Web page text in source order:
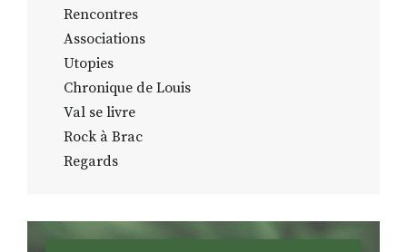
Rencontres
Associations
Utopies
Chronique de Louis
Val se livre
Rock à Brac
Regards